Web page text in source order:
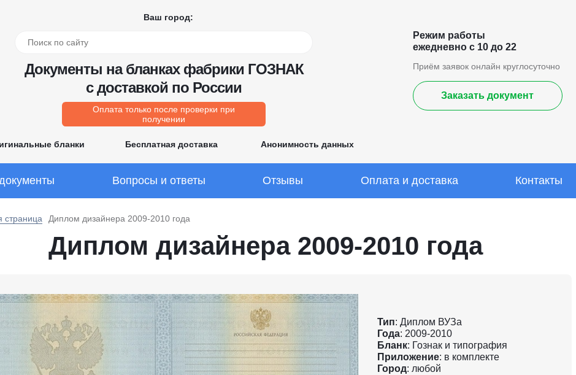
Ваш город:
Документы на бланках фабрики ГОЗНАК
с доставкой по России
Оплата только после проверки при
получении
бланки Бесплатная доставка Анонимность данных
Режим работы
ежедневно с 10 до 22
Приём заявок онлайн круглосуточно
Заказать документ
Вопросы и ответы Отзывы Оплата и доставка Контакты
страница Диплом дизайнера 2009-2010 года
Диплом дизайнера 2009-2010 года
Тип: Диплом ВУЗа
Года: 2009-2010
Бланк: Гознак и типография
Приложение: в комплекте
Город: любой